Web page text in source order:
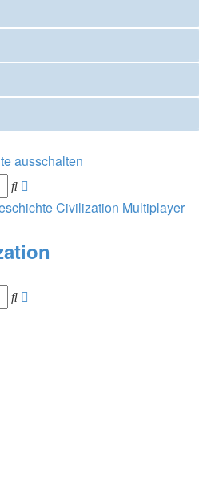
ausschalten
Suche
SucheCivilization Multiplayer
Suche